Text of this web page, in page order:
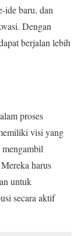
ide baru, dan
Dengan
berjalan lebih
proses
visi yang
mengambil
harus
untuk
secara aktif